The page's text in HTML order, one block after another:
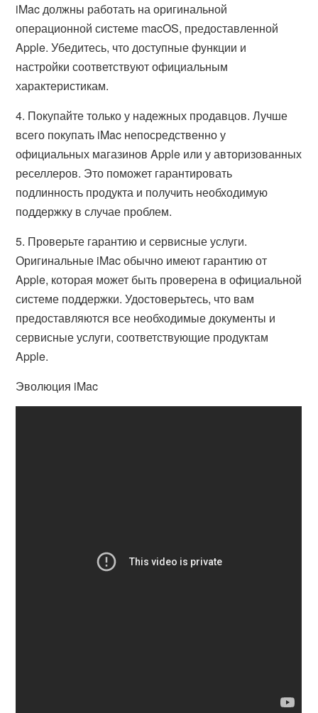
iMac должны работать на оригинальной
операционной системе macOS, предоставленной
Apple. Убедитесь, что доступные функции и
настройки соответствуют официальным
характеристикам.
4. Покупайте только у надежных продавцов. Лучше
всего покупать iMac непосредственно у
официальных магазинов Apple или у авторизованных
реселлеров. Это поможет гарантировать
подлинность продукта и получить необходимую
поддержку в случае проблем.
5. Проверьте гарантию и сервисные услуги.
Оригинальные iMac обычно имеют гарантию от
Apple, которая может быть проверена в официальной
системе поддержки. Удостоверьтесь, что вам
предоставляются все необходимые документы и
сервисные услуги, соответствующие продуктам
Apple.
Эволюция iMac